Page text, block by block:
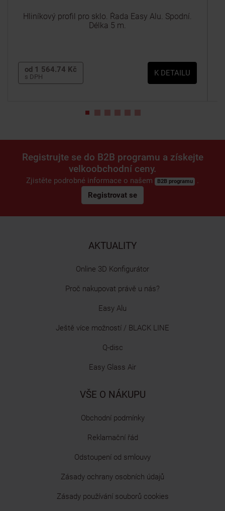
Hliníkový profil pro sklo. Řada Easy Alu. Spodní.
Délka 5 m.
od 1 564.74 Kč
s DPH K DETAILU
Registrujte se do B2B programu a získejte
velkoobchodní ceny.
Zjistěte podrobné informace o našem B2B programu
.
Registrovat se
AKTUALITY
Online 3D Konfigurátor
Proč nakupovat právě u nás?
Easy Alu
Ještě více možností / BLACK LINE
Q-disc
Easy Glass Air
VŠE O NÁKUPU
Obchodní podmínky
Reklamační řád
Odstoupení od smlouvy
Zásady ochrany osobních údajů
Zásady používání souborů cookies